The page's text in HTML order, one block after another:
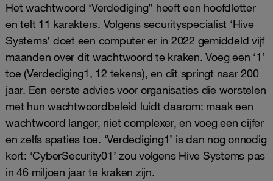
Het wachtwoord ‘Verdediging” heeft een hoofdletter
en telt 11 karakters. Volgens securityspecialist ‘Hive
Systems’ doet een computer er in 2022 gemiddeld vijf
maanden over dit wachtwoord te kraken. Voeg een ‘1’
toe (Verdediging1, 12 tekens), en dit springt naar 200
jaar. Een eerste advies voor organisaties die worstelen
met hun wachtwoordbeleid luidt daarom: maak een
wachtwoord langer, niet complexer, en voeg een cijfer
en zelfs spaties toe. ‘Verdediging1’ is dan nog onnodig
kort: ‘CyberSecurity01’ zou volgens Hive Systems pas
in 46 miljoen jaar te kraken zijn.